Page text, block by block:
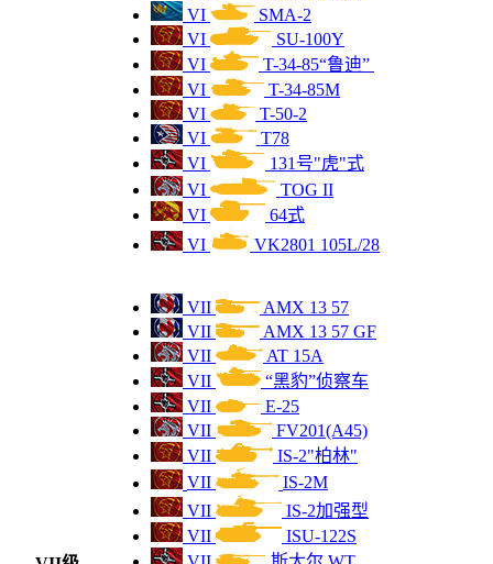
AMX 13 57 GF
FV201(A45)
62式
ISU-122S
131号"虎"式
VI M4A1 FL10
VI IV号炮塔升级型
VI 虎(扶桑)
VI SMA-2
VI M4A2 "谢尔曼"L
VI
SMA-2
VI
SU-100Y
VI
T-34-85“鲁迪”
VI
T-34-85M
VI
T-50-2
VI
T78
VI
131号"虎"式
VI
TOG II
VI
64式
VI
VK2801 105L/28
VII
AMX 13 57
VII
AMX 13 57 GF
VII
AT 15A
VII
“黑豹”侦察车
VII
E-25
VII
FV201(A45)
VII
IS-2"柏林"
VII
IS-2M
VII
IS-2加强型
VII
ISU-122S